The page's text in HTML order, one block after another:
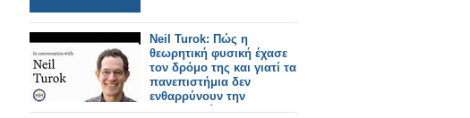
Neil Turok: Πώς η
θεωρητική φυσική έχασε
τον δρόμο της και γιατί τα
πανεπιστήμια δεν
ενθαρρύνουν την
πρωτοτυπία